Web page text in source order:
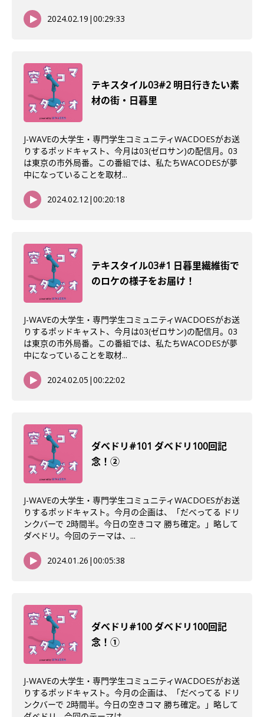
2024.02.19 |00:29:33
テキスタイル03#2 明日行きたい素
材の街・日暮里
J-WAVEの大学生・専門学生コミュニティWACDOESがお送
りするポッドキャスト、今月は03(ゼロサン)の配信月。03
は東京の市外局番。この番組では、私たちWACODESが夢
中になっていることを取材...
2024.02.12|00:20:18
テキスタイル03#1 日暮里繊維街で
のロケの様子をお届け！
J-WAVEの大学生・専門学生コミュニティWACDOESがお送
りするポッドキャスト、今月は03(ゼロサン)の配信月。03
は東京の市外局番。この番組では、私たちWACODESが夢
中になっていることを取材...
2024.02.05 |00:22:02
ダベドリ#101 ダベドリ100回記
念！②
J-WAVEの大学生・専門学生コミュニティWACDOESがお送
りするポッドキャスト。今月の企画は、「だべってる ドリ
ンクバーで 2時間半。今日の空きコマ 勝ち確定。」略して
ダベドリ。今回のテーマは、...
2024.01.26 |00:05:38
ダベドリ#100 ダベドリ100回記
念！①
J-WAVEの大学生・専門学生コミュニティWACDOESがお送
りするポッドキャスト。今月の企画は、「だべってる ドリ
ンクバーで 2時間半。今日の空きコマ 勝ち確定。」略して